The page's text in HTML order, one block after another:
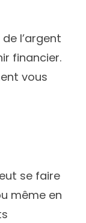
l’argent
financier.
vous
se faire
même en